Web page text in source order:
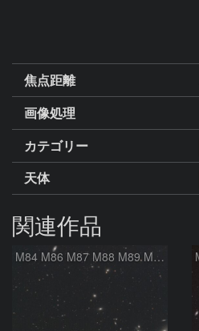
焦点距離
画像処理
カテゴリー
天体
関連作品
M84 M86 M87 M88 M89 M90 M91 マルカリアンの銀河鎖 おとめ座 かみのけ座